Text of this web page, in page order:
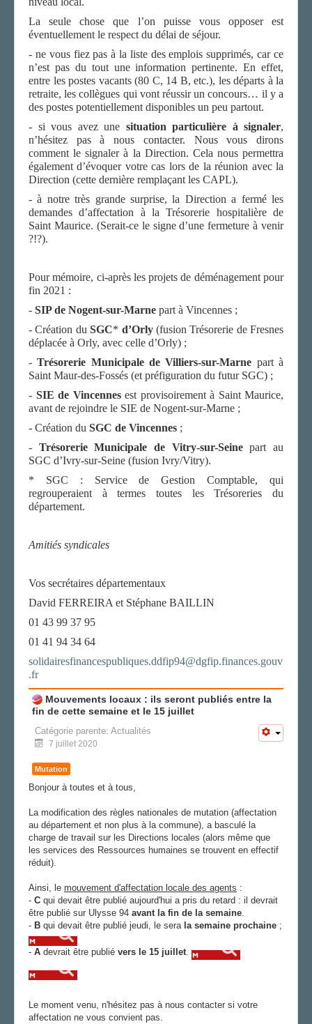
La seule chose que l’on puisse vous opposer est
éventuellement le respect du délai de séjour.
- ne vous fiez pas à la liste des emplois supprimés, car ce
n’est pas du tout une information pertinente. En effet,
entre les postes vacants (80 C, 14 B, etc.), les départs à la
retraite, les collègues qui vont réussir un concours… il y a
des postes potentiellement disponibles un peu partout.
- si vous avez une situation particulière à signaler,
n’hésitez pas à nous contacter. Nous vous dirons
comment le signaler à la Direction. Cela nous permettra
également d’évoquer votre cas lors de la réunion avec la
Direction (cette dernière remplaçant les CAPL).
- à notre très grande surprise, la Direction a fermé les
demandes d’affectation à la Trésorerie hospitalière de
Saint Maurice. (Serait-ce le signe d’une fermeture à venir
?!?).
Pour mémoire, ci-après les projets de déménagement pour
fin 2021 :
- SIP de Nogent-sur-Marne part à Vincennes ;
- Création duSGC* d’Orly (fusion Trésorerie de Fresnes
déplacée à Orly, avec celle d’Orly) ;
-Trésorerie Municipale de Villiers-sur-Marne part à
Saint Maur-des-Fossés (et préfiguration du futur SGC) ;
- SIE de Vincennesest provisoirement à Saint Maurice,
avant de rejoindre le SIE de Nogent-sur-Marne ;
- Création du SGC de Vincennes ;
- Trésorerie Municipale de Vitry-sur-Seinepart au
SGC d’Ivry-sur-Seine (fusion Ivry/Vitry).
* SGC : Service de Gestion Comptable, qui
regrouperaient à termes toutes les Trésoreries du
département.
Amitiés syndicales
Vos secrétaires départementaux
David FERREIRA et Stéphane BAILLIN
01 43 99 37 95
01 41 94 34 64
solidairesfinancespubliques.ddfip94@dgfip.finances.gouv
.fr
Mouvements locaux : ils seront publiés entre la
fin de cette semaine et le 15 juillet
Catégorie parente: Actualités
7 juillet 2020
Mutation
Bonjour à toutes et à tous,
La modification des règles nationales de mutation (affectation
au département et non plus à la commune), a basculé la
charge de travail sur les Directions locales (alors même que
les services des Ressources humaines se trouvent en effectif
réduit).
Ainsi, le mouvement d'affectation locale des agents :
- C qui devait être publié aujourd'hui a pris du retard : il devrait
être publié sur Ulysse 94 avant la fin de la semaine.
- B qui devait être publié jeudi, le sera la semaine prochaine ;
- A devrait être publié vers le 15 juillet.
Le moment venu, n'hésitez pas à nous contacter si votre
affectation ne vous convient pas.